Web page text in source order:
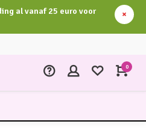
al vanaf 25 euro voor
0